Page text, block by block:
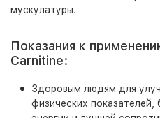
мускулатуры.
Показания к
Carnitine:
Здоровым людям для
физических показателей,